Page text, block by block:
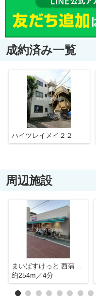
成約済み一覧
ハイツレイメイ２２
周辺施設
まいばすけっと 西蒲田店
約254m／4分